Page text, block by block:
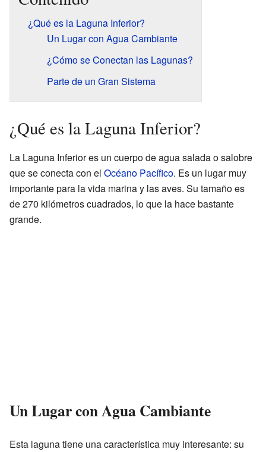
¿Qué es la Laguna Inferior?
Un Lugar con Agua Cambiante
¿Cómo se Conectan las Lagunas?
Parte de un Gran Sistema
¿Qué es la Laguna Inferior?
La Laguna Inferior es un cuerpo de agua salada o salobre
que se conecta con el Océano Pacífico. Es un lugar muy
importante para la vida marina y las aves. Su tamaño es
de 270 kilómetros cuadrados, lo que la hace bastante
grande.
Un Lugar con Agua Cambiante
Esta laguna tiene una característica muy interesante: su